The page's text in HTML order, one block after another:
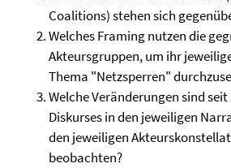
Coalitions) stehen sich
Welches Framing nutzen die
Akteursgruppen, um ihr
Thema "Netzsperren"
Welche Veränderungen sind
Diskurses in den jeweiligen
den jeweiligen
beobachten?